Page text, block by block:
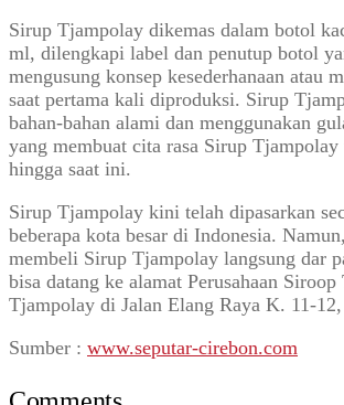
Sirup Tjampolay dikemas dalam botol
ml, dilengkapi label dan penutup botol
mengusung konsep kesederhanaan atau
saat pertama kali diproduksi. Sirup
bahan-bahan alami dan menggunakan
yang membuat cita rasa Sirup Tjampolay
hingga saat ini.
Sirup Tjampolay kini telah dipasarkan
beberapa kota besar di Indonesia.
membeli Sirup Tjampolay langsung dar
bisa datang ke alamat Perusahaan
Tjampolay di Jalan Elang Raya K. 11-
Sumber : www.seputar-cirebon.com